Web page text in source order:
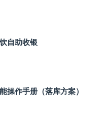
自助收银
操作手册（落库方案）